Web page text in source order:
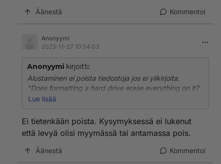
Äänestä Kommentoi
Anonyymi
2023-11-27 10:54:03
Anonyymi kirjoitti:
Alustaminen ei poista tiedostoja jos ei ylikirjoita.
"Does formatting a hard drive erase everything on it?
The answer is no. Formatting does not erase data on
Lue lisää
Ei tietenkään poista. Kysymyksessä ei lukenut
että levyä olisi myymässä tai antamassa pois.
Äänestä Kommentoi